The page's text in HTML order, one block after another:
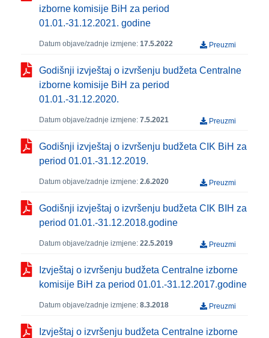
izborne komisije BiH za period
01.01.-31.12.2021. godine
Datum objave/zadnje izmjene: 17.5.2022 Preuzmi
Godišnji izvještaj o izvršenju budžeta Centralne
izborne komisije BiH za period
01.01.-31.12.2020.
Datum objave/zadnje izmjene: 7.5.2021 Preuzmi
Godišnji izvještaj o izvršenju budžeta CIK BiH za
period 01.01.-31.12.2019.
Datum objave/zadnje izmjene: 2.6.2020 Preuzmi
Godišnji izvještaj o izvršenju budžeta CIK BIH za
period 01.01.-31.12.2018.godine
Datum objave/zadnje izmjene: 22.5.2019 Preuzmi
Izvještaj o izvršenju budžeta Centralne izborne
komisije BiH za period 01.01.-31.12.2017.godine
Datum objave/zadnje izmjene: 8.3.2018 Preuzmi
Izvještaj o izvršenju budžeta Centralne izborne